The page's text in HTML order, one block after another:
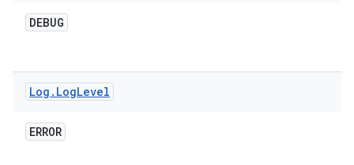
DEBUG
Log . LogLevel
ERROR